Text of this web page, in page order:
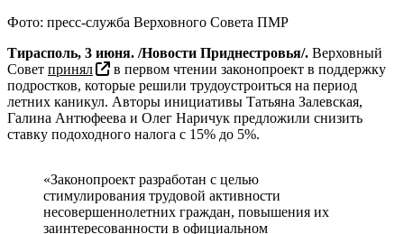
Фото: пресс-служба Верховного Совета ПМР
Тирасполь, 3 июня. /Новости Приднестровья/. Верховный
Совет принял
в первом чтении законопроект в поддержку
подростков, которые решили трудоустроиться на период
летних каникул. Авторы инициативы Татьяна Залевская,
Галина Антюфеева и Олег Наричук предложили снизить
ставку подоходного налога с 15% до 5%.
«Законопроект разработан с целью
стимулирования трудовой активности
несовершеннолетних граждан, повышения их
заинтересованности в официальном